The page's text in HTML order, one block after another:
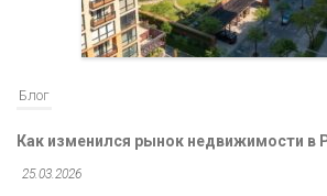
Блог
Как изменился рынок недвижимости в
25.03.2026